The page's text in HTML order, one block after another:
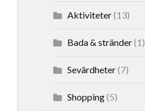
Aktiviteter(13)
Bada & stränder(1)
Sevärdheter(7)
Shopping(5)